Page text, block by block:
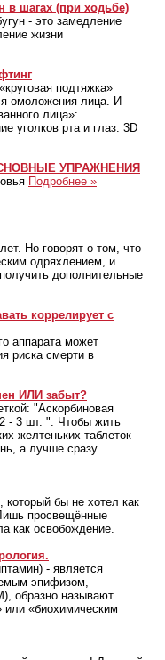
в шагах (при ходьбе)
- это замедление
жизни
подтяжка»
омоложения лица. И
лица»:
уголков рта и глаз. 3D
УПРАЖНЕНИЯ
Подробнее »
Но говорят о том, что
одряхлением, и
дополнительные
коррелирует с
аппарата может
риска смерти в
ИЛИ забыт?
"Аскорбиновая
- 3 шт. ". Чтобы жить
желтеньких таблеток
а лучше сразу
который бы не хотел как
просвещённые
как освобождение.
- является
эпифизом,
образно называют
или «биохимическим